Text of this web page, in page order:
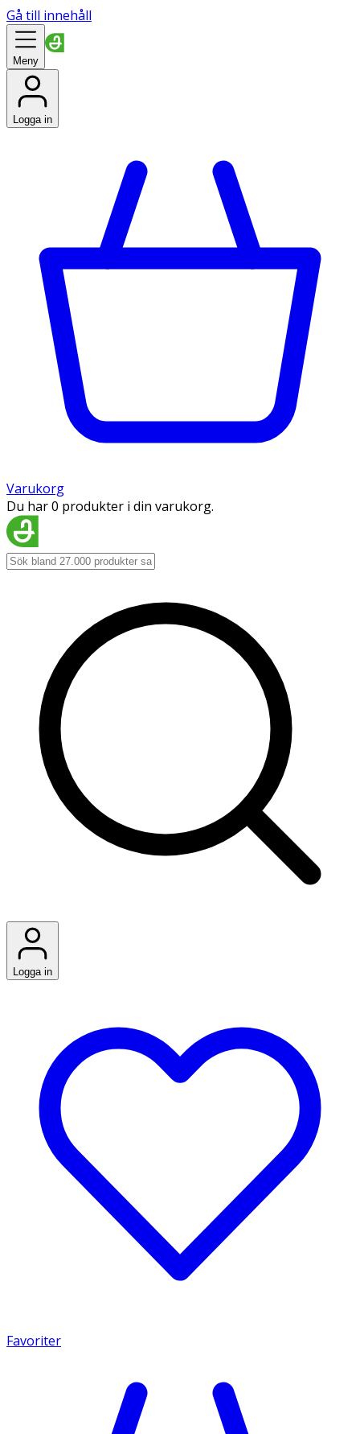
Gå till innehåll
Meny
Logga in
Varukorg
Du har 0 produkter i din varukorg.
Logga in
Favoriter